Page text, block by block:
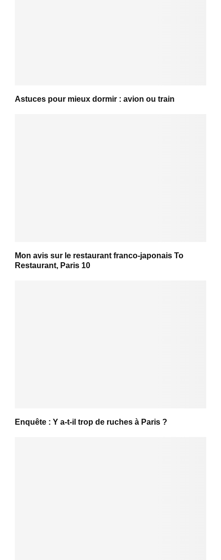
Astuces pour mieux dormir : avion ou train
Mon avis sur le restaurant franco-japonais To
Restaurant, Paris 10
Enquête : Y a-t-il trop de ruches à Paris ?